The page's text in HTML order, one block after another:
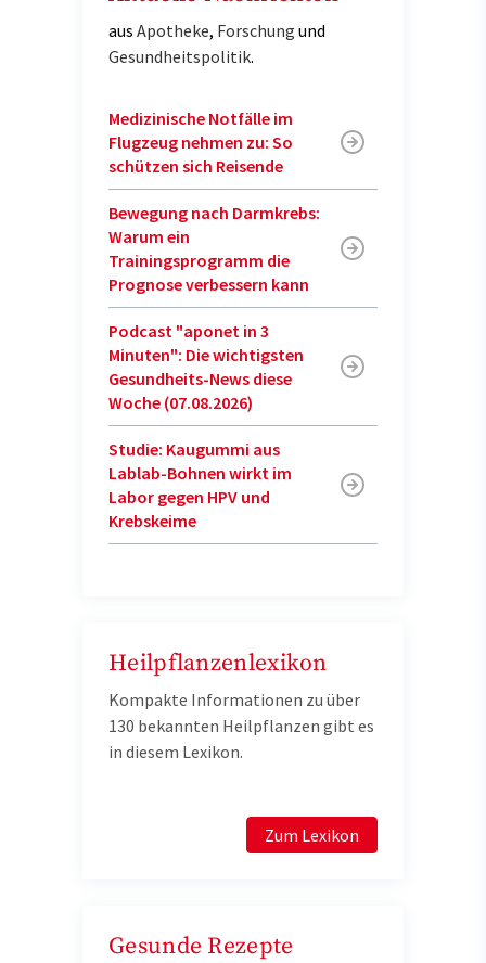
aus Apotheke, Forschung und
Gesundheitspolitik.
Medizinische Notfälle im
Flugzeug nehmen zu: So
schützen sich Reisende
Bewegung nach Darmkrebs:
Warum ein
Trainingsprogramm die
Prognose verbessern kann
Podcast "aponet in 3
Minuten": Die wichtigsten
Gesundheits-News diese
Woche (07.08.2026)
Studie: Kaugummi aus
Lablab-Bohnen wirkt im
Labor gegen HPV und
Krebskeime
Heilpflanzenlexikon
Kompakte Informationen zu über
130 bekannten Heilpflanzen gibt es
in diesem Lexikon.
Zum Lexikon
Gesunde Rezepte